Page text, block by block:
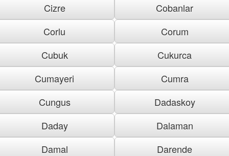
Cizre
Cobanlar
Corlu
Corum
Cubuk
Cukurca
Cumayeri
Cumra
Cungus
Dadaskoy
Daday
Dalaman
Damal
Darende